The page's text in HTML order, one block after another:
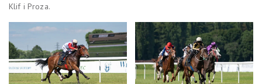
Klif i Proza.